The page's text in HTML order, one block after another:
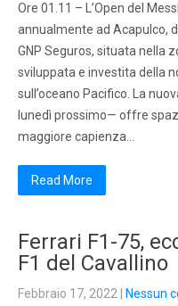
Ore 01.11 – L’Open del
annualmente ad Acapulco,
GNP Seguros, situata nella
sviluppata e investita della
sull’oceano Pacifico. La
lunedì prossimo— offre
maggiore capienza…
Read More
Ferrari F1-75,
F1 del Cavallino
Febbraio 17, 2022 Nessun